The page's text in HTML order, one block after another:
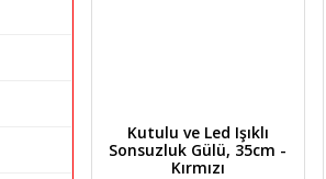
Kutulu ve Led Işıklı
Sonsuzluk Gülü, 35cm -
Kırmızı